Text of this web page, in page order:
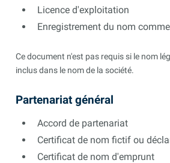
Licence d'exploitation
Enregistrement du nom
Ce document n'est pas requis si le nom
inclus dans le nom de la société.
Partenariat général
Accord de partenariat
Certificat de nom fictif ou
Certificat de nom d'emprunt